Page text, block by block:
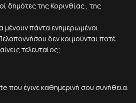
δημότες της Κορινθίας , της
μένουν πάντα ενημερωμένοι.
δεν κοιμούνται ποτέ.
τελευταίος;
έγινε καθημερινή σου συνήθεια.